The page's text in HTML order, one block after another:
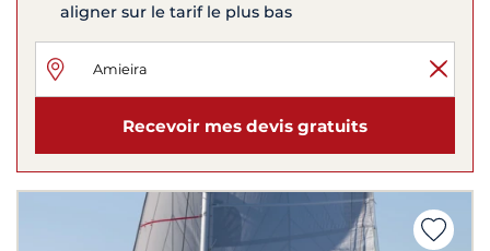
aligner sur le tarif le plus bas
Recevoir mes devis gratuits